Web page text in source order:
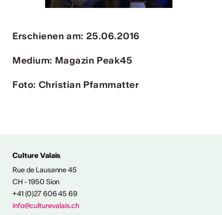
& CONTACT
Erschienen am: 25.06.2016
Medium: Magazin Peak45
Foto: Christian Pfammatter
Culture Valais
Rue de Lausanne 45
CH - 1950 Sion
+41 (0)27 606 45 69
info@culturevalais.ch